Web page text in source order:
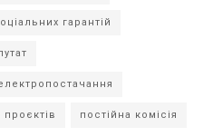
гарантій
проєктів постійна комісія